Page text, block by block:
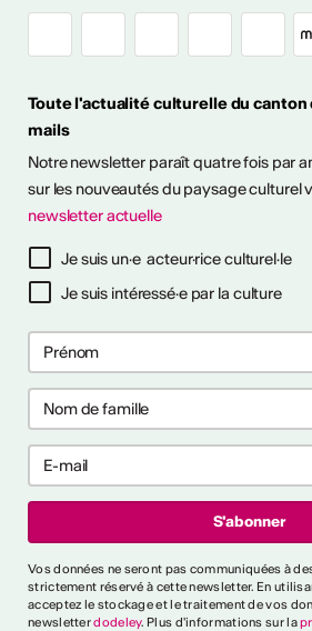
Toute l'actualité culturelle du
mails
Notre newsletter paraît quatre fois par
sur les nouveautés du paysage culturel
newsletter actuelle
Je suis un·e acteur·rice culturel·le
Je suis intéressé·e par la culture
Vos données ne seront pas communiquées à
strictement réservé à cette newsletter. En
acceptez le stockage et le traitement de vos
newsletterdodeley. Plus d'informations sur la